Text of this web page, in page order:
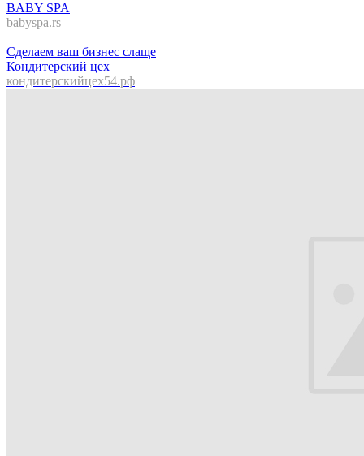
BABY SPA
babyspa.rs
Сделаем ваш бизнес слаще
Кондитерский цех
кондитерскийцех54.рф